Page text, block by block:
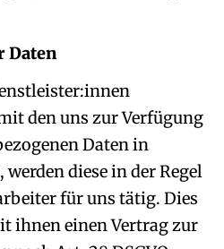
Daten
den uns zur Verfügung
Daten in
diese in der Regel
für uns tätig. Dies
ihnen einen Vertrag zur